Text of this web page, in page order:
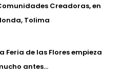
Creadoras, en
Tolima
Feria de las Flores empieza
antes…